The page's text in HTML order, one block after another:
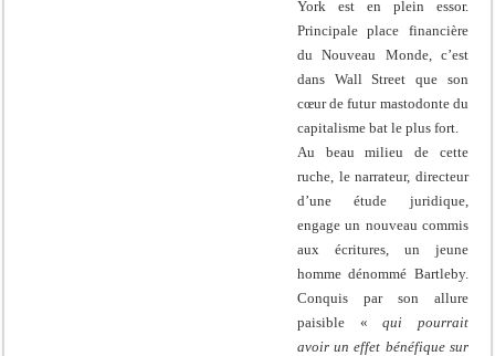
York est en plein essor.
Principale place financière
du Nouveau Monde, c’est
dans Wall Street que son
cœur de futur mastodonte du
capitalisme bat le plus fort.
Au beau milieu de cette
ruche, le narrateur, directeur
d’une étude juridique,
engage un nouveau commis
aux écritures, un jeune
homme dénommé Bartleby.
Conquis par son allure
paisible «qui pourrait
avoir un effet bénéfique sur